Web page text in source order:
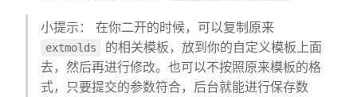
小提示： 在你二开的时候，可以复制原来
extmolds
的相关模板，放到你的自定义模板上面
去，然后再进行修改。也可以不按照原来模板的格
式，只要提交的参数符合，后台就能进行保存数